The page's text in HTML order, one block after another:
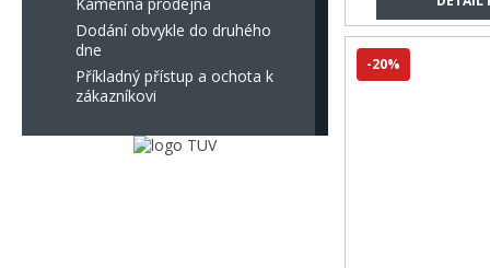
Dodání obvykle do druhého
dne
Příkladný přístup a ochota k
zákazníkovi
-20%